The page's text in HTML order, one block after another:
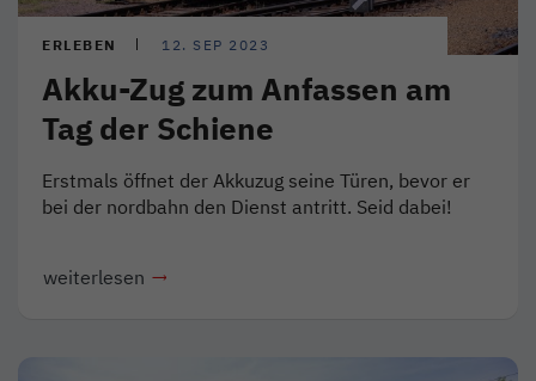
ERLEBEN 12. SEP 2023
Akku-Zug zum Anfassen am
Tag der Schiene
Erstmals öffnet der Akkuzug seine Türen, bevor er
bei der nordbahn den Dienst antritt. Seid dabei!
weiterlesen